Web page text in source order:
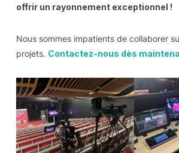
offrir un rayonnement exceptionnel !
Nous sommes impatients de collaborer
projets. Contactez-nous dès